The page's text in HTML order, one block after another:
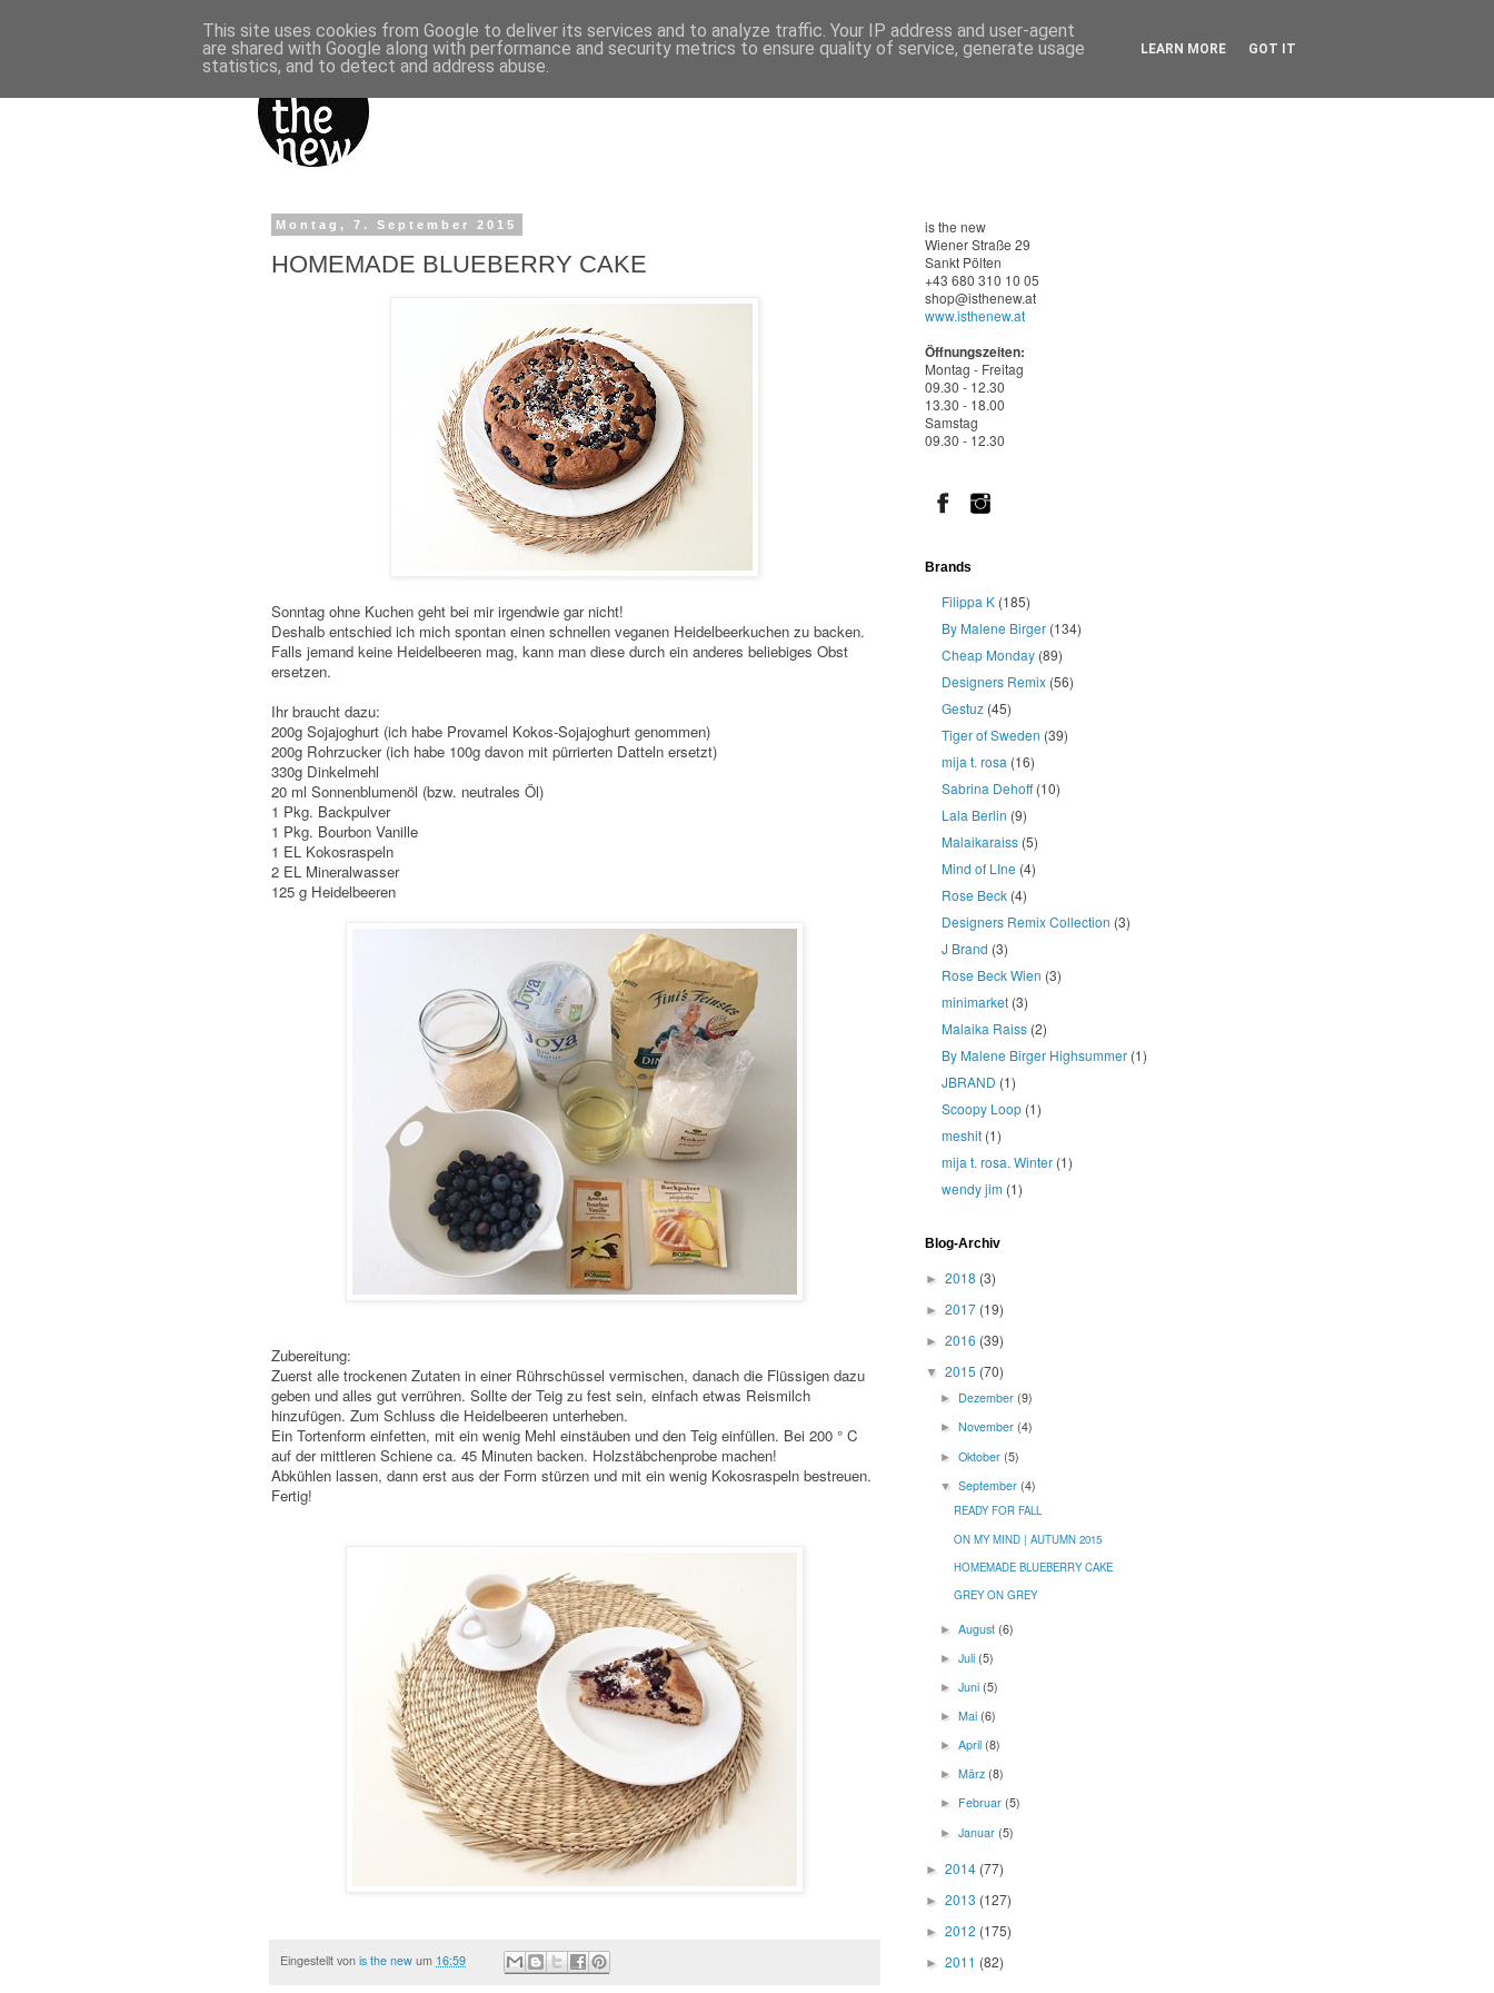
Montag, 7. September 2015
HOMEMADE BLUEBERRY CAKE
Sonntag ohne Kuchen geht bei mir irgendwie gar nicht!
Deshalb entschied ich mich spontan einen schnellen veganen Heidelbeerkuchen zu backen.
Falls jemand keine Heidelbeeren mag, kann man diese durch ein anderes beliebiges Obst
ersetzen.
Ihr braucht dazu:
200g Sojajoghurt (ich habe Provamel Kokos-Sojajoghurt genommen)
200g Rohrzucker (ich habe 100g davon mit pürrierten Datteln ersetzt)
330g Dinkelmehl
20 ml Sonnenblumenöl (bzw. neutrales Öl)
1 Pkg. Backpulver
1 Pkg. Bourbon Vanille
1 EL Kokosraspeln
2 EL Mineralwasser
125 g Heidelbeeren
Zubereitung:
Zuerst alle trockenen Zutaten in einer Rührschüssel vermischen, danach die Flüssigen dazu
geben und alles gut verrühren. Sollte der Teig zu fest sein, einfach etwas Reismilch
hinzufügen. Zum Schluss die Heidelbeeren unterheben.
Ein Tortenform einfetten, mit ein wenig Mehl einstäuben und den Teig einfüllen. Bei 200 ° C
auf der mittleren Schiene ca. 45 Minuten backen. Holzstäbchenprobe machen!
Abkühlen lassen, dann erst aus der Form stürzen und mit ein wenig Kokosraspeln bestreuen.
Fertig!
Eingestellt von is the new um 16:59
is the new
WienerStraße 29
Sankt Pölten
+43 680 310 10 05
shop@isthenew.at
www.isthenew.at
Öffnungszeiten:
Montag - Freitag
09.30 - 12.30
13.30 - 18.00
Samstag
09.30 - 12.30
Brands
Filippa K (185)
By Malene Birger (134)
Cheap Monday (89)
Designers Remix (56)
Gestuz (45)
Tiger of Sweden (39)
mija t. rosa (16)
Sabrina Dehoff (10)
Lala Berlin (9)
Malaikaraiss (5)
Mind of LIne (4)
Rose Beck (4)
Designers Remix Collection (3)
J Brand (3)
Rose Beck Wien (3)
minimarket (3)
Malaika Raiss (2)
By Malene Birger Highsummer (1)
JBRAND (1)
Scoopy Loop (1)
meshit (1)
mija t. rosa. Winter (1)
wendy jim (1)
Blog-Archiv
► 2018 (3)
► 2017 (19)
► 2016 (39)
▼ 2015 (70)
► Dezember (9)
► November (4)
► Oktober (5)
▼ September (4)
READY FOR FALL
ON MY MIND | AUTUMN 2015
HOMEMADE BLUEBERRY CAKE
GREY ON GREY
► August (6)
► Juli (5)
► Juni (5)
► Mai (6)
► April (8)
► März (8)
► Februar (5)
► Januar (5)
► 2014 (77)
► 2013 (127)
► 2012 (175)
► 2011 (82)
This site uses cookies from Google to deliver its services and to analyze traffic. Your IP address and user-agent
are shared with Google along with performance and security metrics to ensure quality of service, generate usage
statistics, and to detect and address abuse.
LEARN MORE GOT IT